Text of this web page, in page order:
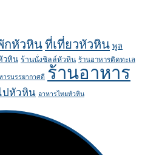
กหัวหินที่เที่ยวหัวหิน พูล
วหิน ร้านนั่งชิลล์หัวหิน ร้านอาหารติดทะเล
ารบรรยากาศดี ร้านอาหาร
ปหัวหิน อาหารไทยหัวหิน